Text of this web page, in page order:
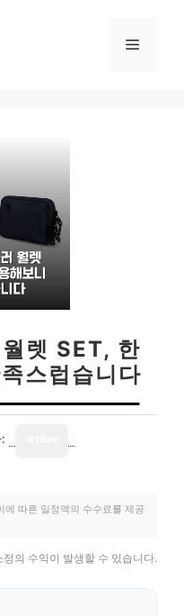
메
렛 SET, 한
스럽습니다
에 따른 일정액의 수수료를 제공
의 수익이 발생할 수 있습니다.